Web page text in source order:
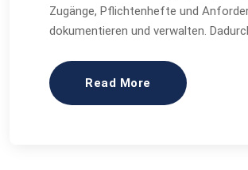
Zugänge, Pflichtenhefte und
dokumentieren und verwalten.
Read More